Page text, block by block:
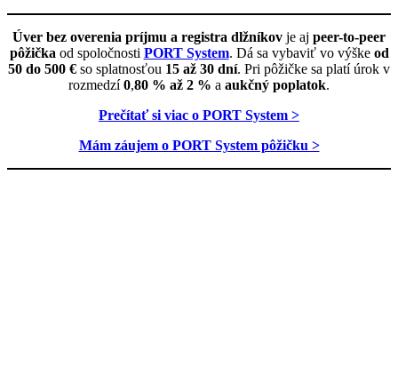
Úver bez overenia príjmu a registra dlžníkov je aj peer-to-peer
pôžička od spoločnosti PORT System. Dá sa vybaviť vo výške od
50 do 500 € so splatnosťou 15 až 30 dní. Pri pôžičke sa platí úrok v
rozmedzí0,80 % až 2 % a aukčný poplatok.
Prečítať si viac o PORT System >
Mám záujem o PORT System pôžičku >